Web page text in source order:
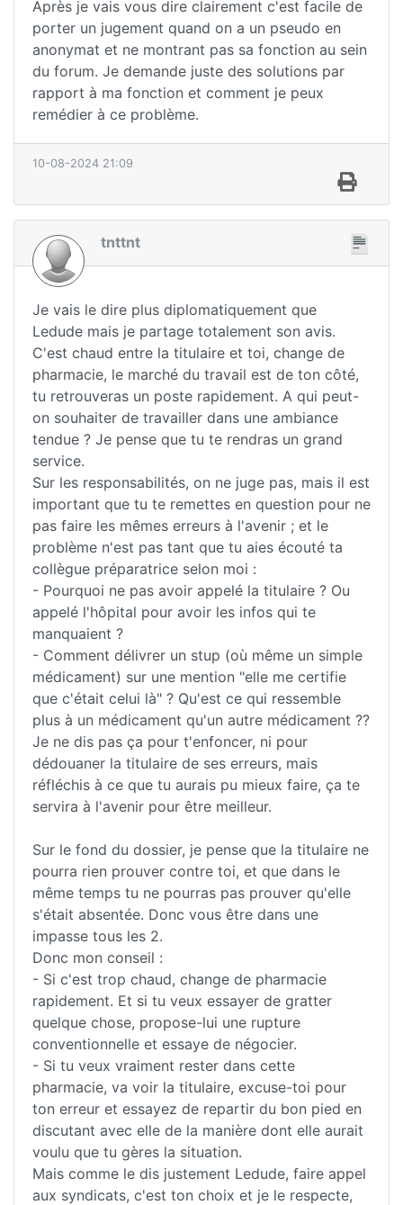
Après je vais vous dire clairement c'est facile de
porter un jugement quand on a un pseudo en
anonymat et ne montrant pas sa fonction au sein
du forum. Je demande juste des solutions par
rapport à ma fonction et comment je peux
remédier à ce problème.
10-08-2024 21:09
tnttnt
Je vais le dire plus diplomatiquement que
Ledude mais je partage totalement son avis.
C'est chaud entre la titulaire et toi, change de
pharmacie, le marché du travail est de ton côté,
tu retrouveras un poste rapidement. A qui peut-
on souhaiter de travailler dans une ambiance
tendue ? Je pense que tu te rendras un grand
service.
Sur les responsabilités, on ne juge pas, mais il est
important que tu te remettes en question pour ne
pas faire les mêmes erreurs à l'avenir ; et le
problème n'est pas tant que tu aies écouté ta
collègue préparatrice selon moi :
- Pourquoi ne pas avoir appelé la titulaire ? Ou
appelé l'hôpital pour avoir les infos qui te
manquaient ?
- Comment délivrer un stup (où même un simple
médicament) sur une mention "elle me certifie
que c'était celui là" ? Qu'est ce qui ressemble
plus à un médicament qu'un autre médicament ??
Je ne dis pas ça pour t'enfoncer, ni pour
dédouaner la titulaire de ses erreurs, mais
réfléchis à ce que tu aurais pu mieux faire, ça te
servira à l'avenir pour être meilleur.
Sur le fond du dossier, je pense que la titulaire ne
pourra rien prouver contre toi, et que dans le
même temps tu ne pourras pas prouver qu'elle
s'était absentée. Donc vous être dans une
impasse tous les 2.
Donc mon conseil :
- Si c'est trop chaud, change de pharmacie
rapidement. Et si tu veux essayer de gratter
quelque chose, propose-lui une rupture
conventionnelle et essaye de négocier.
- Si tu veux vraiment rester dans cette
pharmacie, va voir la titulaire, excuse-toi pour
ton erreur et essayez de repartir du bon pied en
discutant avec elle de la manière dont elle aurait
voulu que tu gères la situation.
Mais comme le dis justement Ledude, faire appel
aux syndicats, c'est ton choix et je le respecte,